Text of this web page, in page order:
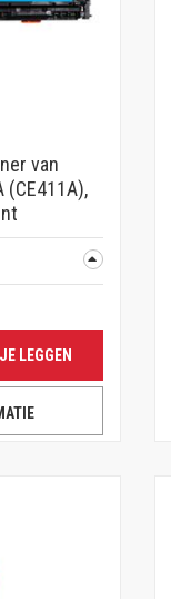
van
(CE411A),
LEGGEN